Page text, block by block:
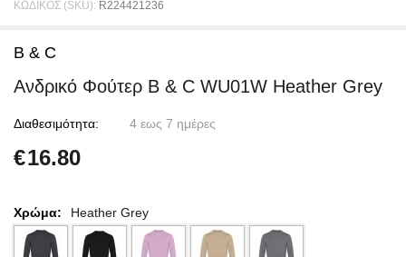
ΚΩΔΙΚΟΣ (SKU): R224421236
B & C
Ανδρικό Φούτερ B & C WU01W Heather Grey
Διαθεσιμότητα: 4 εως 7 ημέρες
€16.80
Χρώμα: Heather Grey